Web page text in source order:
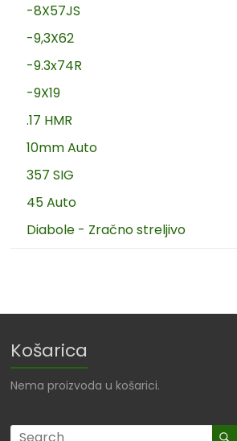
-8X57JS
-9,3X62
-9.3x74R
-9X19
.17 HMR
10mm Auto
357 SIG
45 Auto
Diabole - Zračno streljivo
Košarica
Nema proizvoda u košarici.